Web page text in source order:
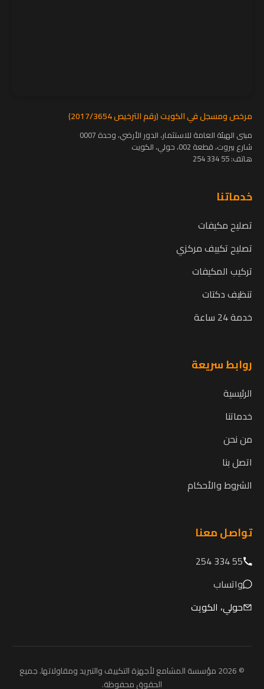
مرخص ومسجل في الكويت (رقم الترخيص 2017/3654)
مبنى الهيئة العامة للاستثمار، الدور الأرضي، وحدة 0007
شارع بيروت، قطعة 002، حولي، الكويت
هاتف:55 334 254
خدماتنا
تصليح مكيفات
تصليح تكييف مركزي
تركيب المكيفات
تنظيف دكتات
خدمة 24 ساعة
روابط سريعة
الرئيسية
خدماتنا
من نحن
اتصل بنا
الشروط والأحكام
تواصل معنا
55 334 254
واتساب
حولي، الكويت
© 2026 مؤسسة المشامع لأجهزة التكييف والتبريد ومقاولاتها. جميع
الحقوق محفوظة.